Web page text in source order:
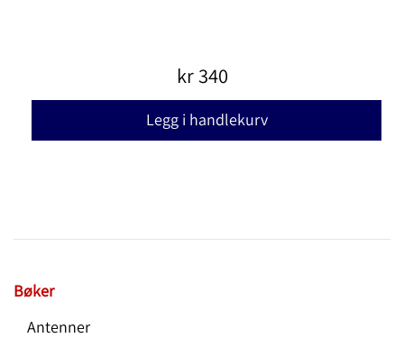
kr340
Legg i handlekurv
Bøker
Antenner